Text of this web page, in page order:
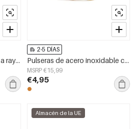
Brazalete con corazones a rayas
2-5 DÍAS
Pulseras de acero inoxidable con forma de corazón, estilo casual y sencillo para mujer.
MSRP €15,99
€4,95
Almacén de la UE